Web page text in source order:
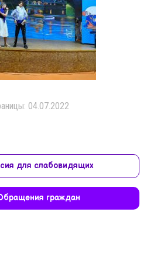
04.07.2022
для слабовидящих
граждан